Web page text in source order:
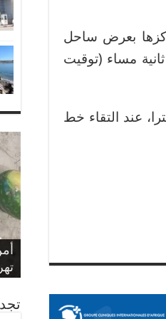
بعرض ساحل
إقليم الدريوش، وقعت على الساعة السادسة و 3 دقائق و 14 ثانية مساء (توقيت
أن هذه الهزة سجلت على عمق 18 كيلومترا، عند التقاء خط
تهريب